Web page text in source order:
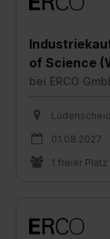
of Science
bei ERCO
Lüdenscheid
01.08.2027
1 freier Platz